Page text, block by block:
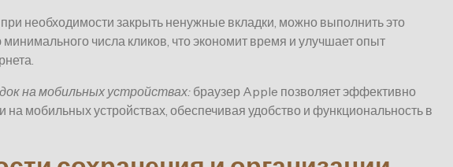
при необходимости закрыть ненужные вкладки, можно выполнить это
числа кликов, что экономит время и улучшает опыт
на мобильных устройствах: браузер Apple позволяет эффективно
на мобильных устройствах, обеспечивая удобство и функциональность в